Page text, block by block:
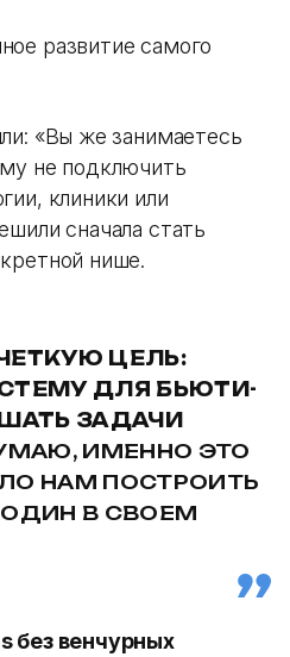
развитие самого
«Вы же занимаетесь
не подключить
клиники или
сначала стать
нише.
ЦЕЛЬ:
ДЛЯ БЬЮТИ-
ЗАДАЧИ
ИМЕННО ЭТО
НАМ ПОСТРОИТЬ
В СВОЕМ
без венчурных